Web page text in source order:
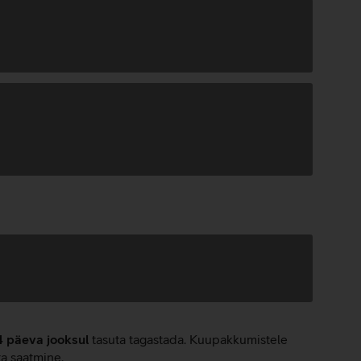
päeva jooksul tasuta tagastada. Kuupakkumistele
saatmine.